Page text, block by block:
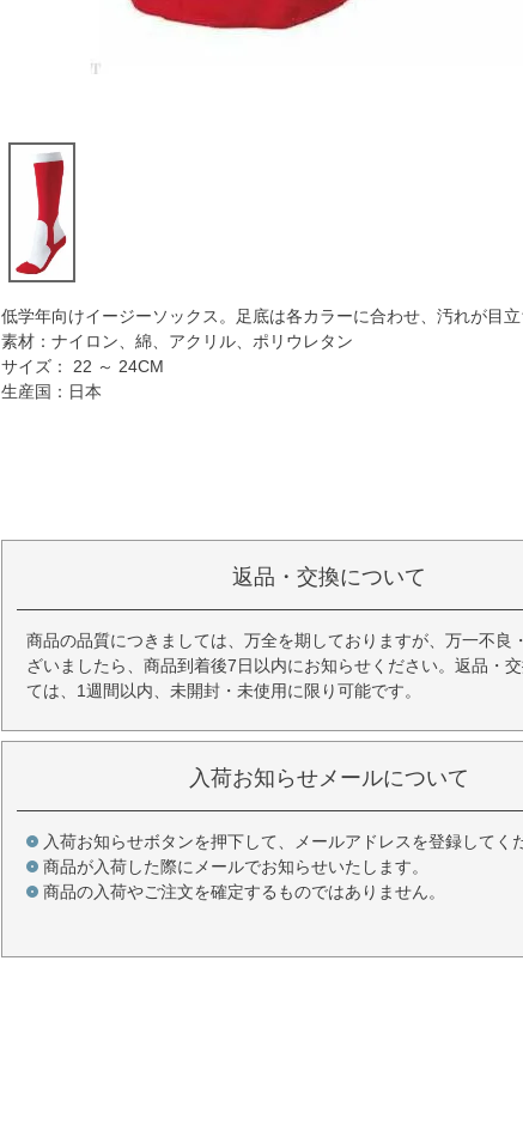
低学年向けイージーソックス。足底は各カラーに合わせ、汚れが目立
素材：ナイロン、綿、アクリル、ポリウレタン
サイズ： 22 ～ 24CM
生産国：日本
返品・交換について
商品の品質につきましては、万全を期しておりますが、万一不良
ざいましたら、商品到着後7日以内にお知らせください。返品・
ては、1週間以内、未開封・未使用に限り可能です。
入荷お知らせメールについて
入荷お知らせボタンを押下して、メールアドレスを登録してく
商品が入荷した際にメールでお知らせいたします。
商品の入荷やご注文を確定するものではありません。